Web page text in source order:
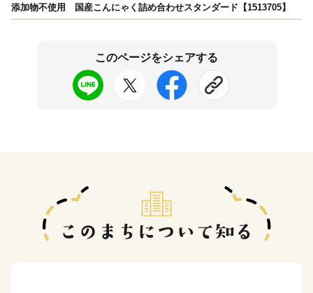
添加物不使用 国産こんにゃく詰め合わせスタンダード【1513705】
このページをシェアする